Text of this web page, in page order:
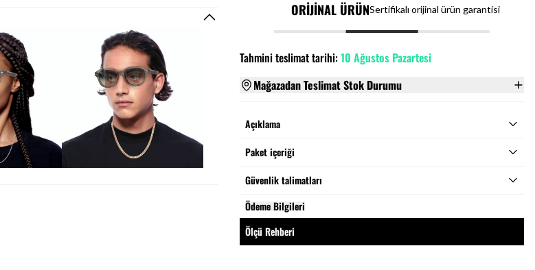
ORİJİNAL ÜRÜNSertifikalı orijinal ürün garantisi
Tahmini teslimat tarihi:10 Ağustos Pazartesi
Mağazadan Teslimat Stok Durumu
Açıklama
Paket içeriği
Güvenlik talimatları
Ödeme Bilgileri
Ölçü Rehberi